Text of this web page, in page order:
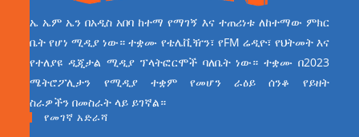
ኤ ኤም ኤን በአዲስ አበባ ከተማ የማገኝ እና ተጠሪነቱ ለከተማው ምክር
ቤት የሆነ ሚዲያ ነው። ተቋሙ የቴሌቪዥን፣ የFM ሬዲዮ፣ የህትመት እና
የተለያዩ ዲጂታል ሚዲያ ፕላትፎርሞች ባለቤት ነው። ተቋሙ በ2023
ሜትሮፖሊታን የሚዲያ ተቋም የመሆን ራዕይ ሰንቆ የይዘት
ስራዎችን በመስራት ላይ ይገኛል።
የመገኛ አድራሻ